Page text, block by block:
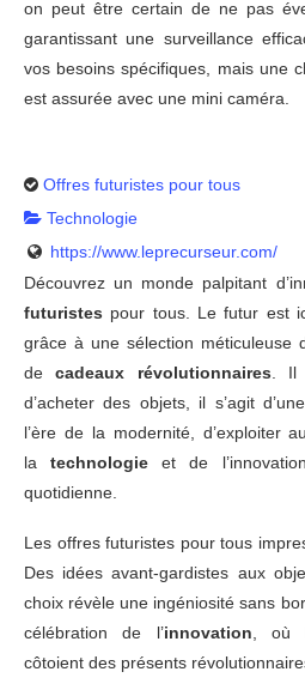
on peut être certain de ne pas
garantissant une surveillance
vos besoins spécifiques, mais une
est assurée avec une mini caméra.
Offres futuristes pour tous
Technologie
https://www.leprecurseur.com/
Découvrez un monde palpitant
futuristes pour tous. Le futur est
grâce à une sélection méticuleuse
decadeaux révolutionnaires . Il
d’acheter des objets, il s’agit
l’ère de la modernité, d’exploiter
latechnologie et de
quotidienne.
Les offres futuristes pour tous
Des idées avant-gardistes aux
choix révèle une ingéniosité sans
célébration de l’innovation , où
côtoient des présents